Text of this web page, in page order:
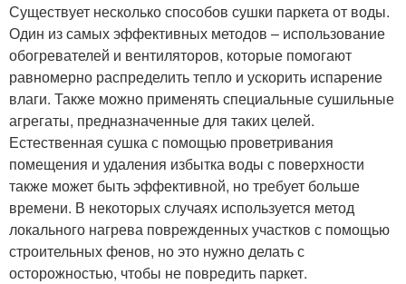
Существует несколько способов сушки паркета от воды.
Один из самых эффективных методов – использование
обогревателей и вентиляторов, которые помогают
равномерно распределить тепло и ускорить испарение
влаги. Также можно применять специальные сушильные
агрегаты, предназначенные для таких целей.
Естественная сушка с помощью проветривания
помещения и удаления избытка воды с поверхности
также может быть эффективной, но требует больше
времени. В некоторых случаях используется метод
локального нагрева поврежденных участков с помощью
строительных фенов, но это нужно делать с
осторожностью, чтобы не повредить паркет.